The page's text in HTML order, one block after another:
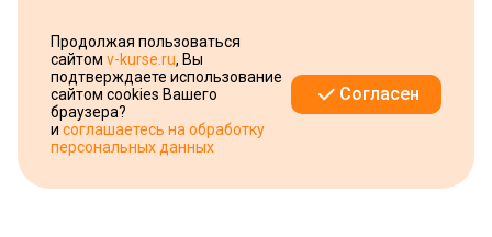
Продолжая пользоваться
сайтом v-kurse.ru, Вы
подтверждаете использование
сайтом cookies Вашего
браузера?
и соглашаетесь на обработку
персональных данных
Согласен